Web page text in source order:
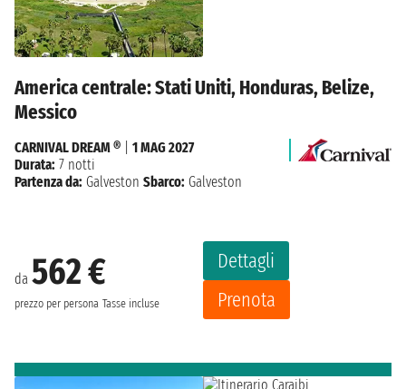
America centrale: Stati Uniti, Honduras, Belize,
Messico
da 562 €
prezzo per persona Tasse incluse
Dettagli
Prenota
CARNIVAL DREAM ®
1 MAG 2027
Durata: 7 notti
Partenza da: Galveston Sbarco: Galveston